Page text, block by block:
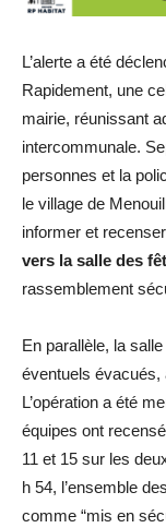
L’alerte a été
Rapidement, une
mairie, réunissant
intercommunale.
personnes et la
le village de
informer et
vers la salle des
rassemblement
En parallèle, la
éventuels évacués,
L’opération a été
équipes ont
11 et 15 sur les
h 54, l’ensemble
comme “mis en